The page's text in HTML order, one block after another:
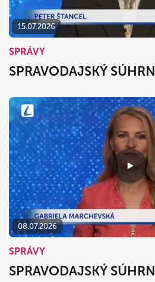
15.07.2026
SPRÁVY
SPRAVODAJSKÝ SÚHRN
08.07.2026
SPRÁVY
SPRAVODAJSKÝ SÚHRN